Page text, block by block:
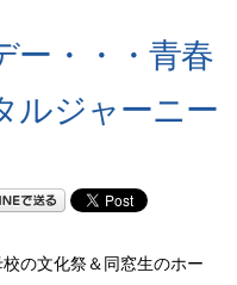
ー・・・青春
ルジャーニー
の文化祭＆同窓生のホー